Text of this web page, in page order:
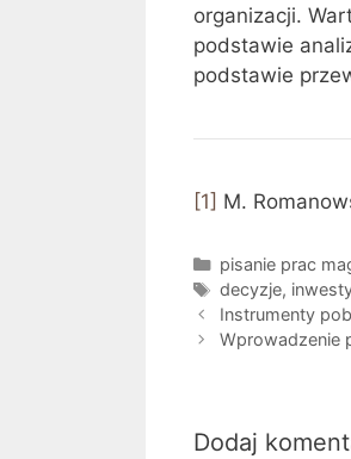
organizacji.
podstawie
podstawie
[1] M.
Kategorie
pisanie prac
Tagi
decyzje,
Instrumenty
Wprowadzenie
Dodaj